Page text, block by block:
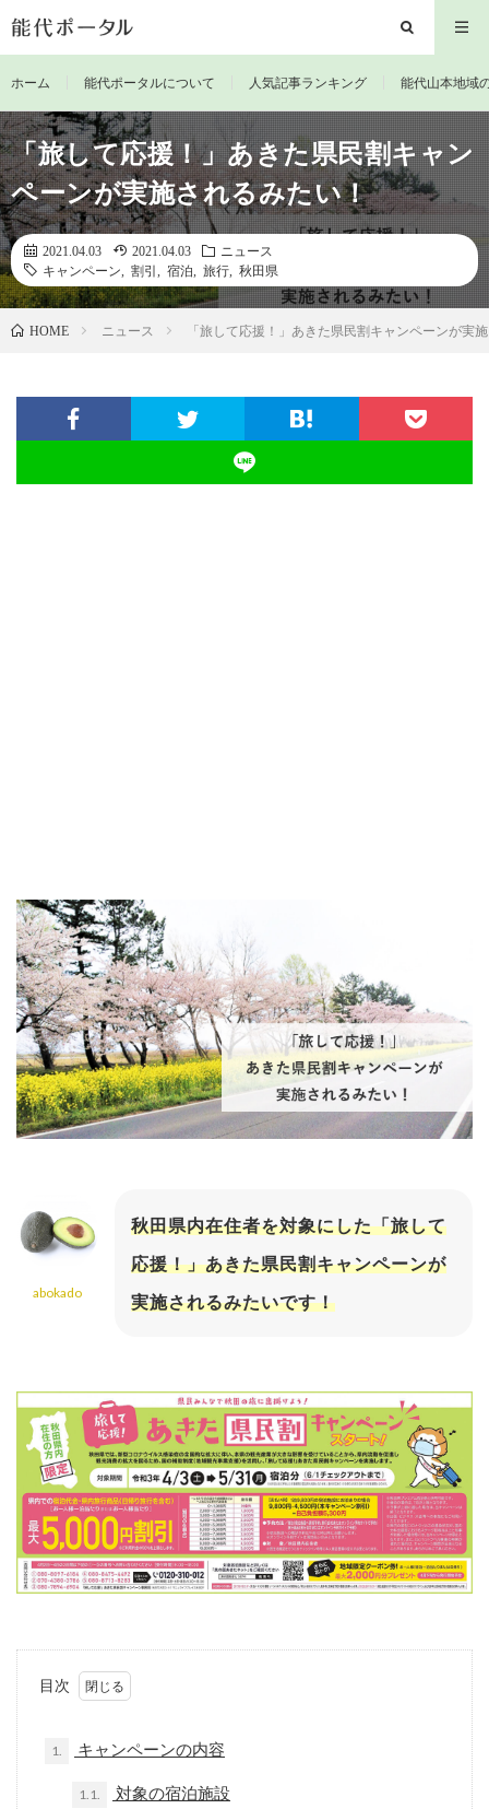
ホーム 能代ポータルについて 人気記事ランキング 能代山本地域
「旅して応援！」あきた県民割キャン
ペーンが実施されるみたい！
2021.04.03 2021.04.03
ニュース
キャンペーン
割引 宿泊 旅行 秋田県
HOME ニュース 「旅して応援！」あきた県民割キャンペーンが実
abokado
秋田県内在住者を対象にした「旅して
応援！」あきた県民割キャンペーンが
実施されるみたいです！
目次
1. キャンペーンの内容
1.1. 対象の宿泊施設